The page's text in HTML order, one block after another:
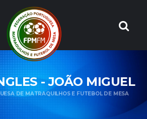
- JOÃO MIGUEL
DE MATRAQUILHOS E FUTEBOL DE MESA